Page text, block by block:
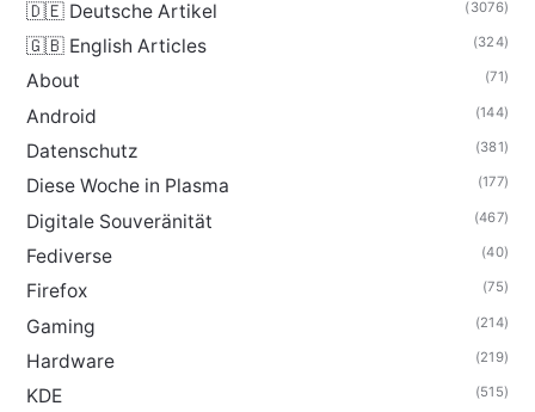
🇩🇪 Deutsche Artikel (3076)
🇬🇧 English Articles (324)
About (71)
Android (144)
Datenschutz (381)
Diese Woche in Plasma (177)
Digitale Souveränität (467)
Fediverse (40)
Firefox (75)
Gaming (214)
Hardware (219)
KDE (515)